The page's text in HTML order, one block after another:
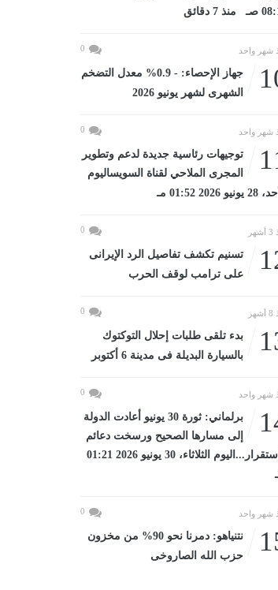
منذ 7 دقائق
شهر واحد 0
جهاز الإحصاء: - 0.9% معدل التضخم
الشهرى لشهر يونيو 2026
شهر واحد 0
توجيهات رئاسية جديدة لدعم وتطوير
المجرى الملاحي لقناة السويساليوم
يونيو 2026 01:52 مـ
0
تسنيم تكشف تفاصيل الرد الإيرانى
على ترامب لوقف الحرب
0
بدء تلقى طلبات إحلال التوكتوك
بالسيارة البديلة فى مدينة 6 أكتوبر
شهر واحد 0
برلماني: ثورة 30 يونيو أعادت الدولة
إلى مسارها الصحيح ورسخت دعائم
الاستقرار...اليوم الثلاثاء، 30 يونيو 2026 01:21
شهر واحد 0
نتنياهو: دمرنا نحو 90% من مخزون
حزب الله الصاروخى